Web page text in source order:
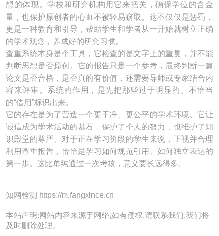
想的体现。学校和研究机构用它来把关，确保学位的含金
量，也保护原创者的心血不被轻易窃取。这不仅仅是惩罚，
更是一种教育和引导，帮助学生和学者从一开始就树立正确
的学术观念，养成好的研究习惯。
查重系统本身是个工具，它检查的是文字上的重复，并不能
判断思想是否原创。它的报告只是一个参考，最终判断一篇
论文是否合格，是否真的有价值，还需要导师或专家结合内
容来评审。系统的作用，是先把那些过于明显的、不恰当
的“借用”标识出来。
它的存在是为了营造一个更干净、更公平的学术环境。它让
诚信成为学术活动的基石，保护了个人的努力，也维护了知
识殿堂的尊严。对于正在学习阶段的学生来说，正视并合理
利用查重报告，恰恰是学习如何规范引用、如何独立表达的
第一步。这比单纯通过一次考核，意义要长远得多。
知网检测 https://m.fangxince.cn
本站声明:网站内容来源于网络,如有侵权,请联系我们,我们将
及时删除处理。